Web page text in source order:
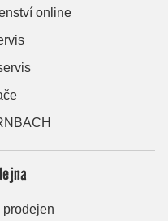
online
prodejen